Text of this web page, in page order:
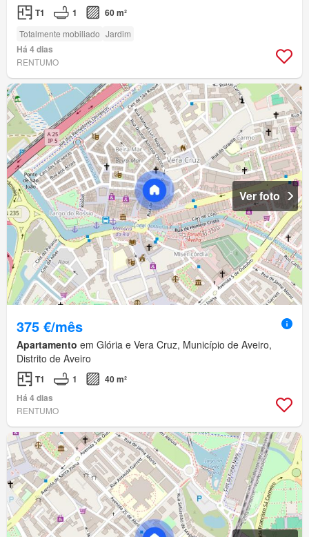
T1 1 60 m²
Totalmente mobiliado Jardim
Há 4 dias
RENTUMO
Ver foto
375 €/mês
Apartamento em Glória e Vera Cruz, Município de Aveiro,
Distrito de Aveiro
T1 1
40 m²
Há 4 dias
RENTUMO